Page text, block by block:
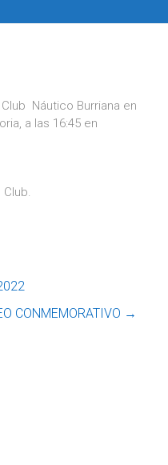
Náutico Burriana en
a las 16:45 en
CONMEMORATIVO →